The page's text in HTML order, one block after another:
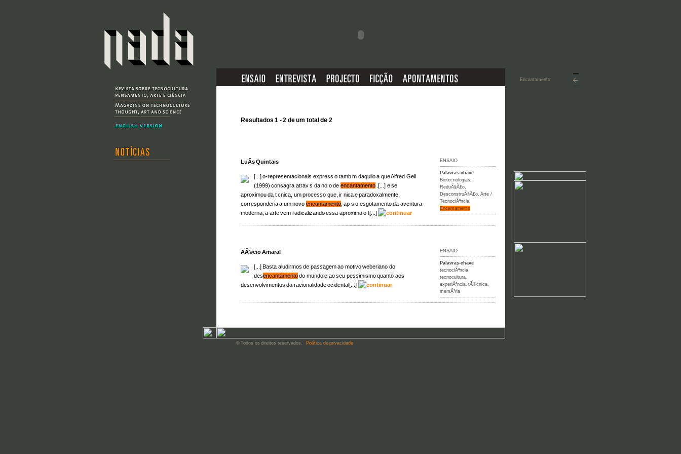
Resultados 1 - 2 de um total de 2
LuÃ­s Quintais
[...] o-representacionais express o tamb m daquilo a que Alfred Gell
(1999) consagra atrav s da no o de encantamento.[...] e se
aproximou da t cnica, um processo que, ir nica e paradoxalmente,
corresponderia a um novo encantamento, ap s o esgotamento da aventura
moderna, a arte vem radicalizando essa aproxima o t[...]
ENSAIO
Palavras-chave
Biotecnologias
ReduÃ§Ã£o
DesconstruÃ§Ã£o ,Arte /
TecnociÃªncia
Encantamento
AÃ©cio Amaral
[...] Basta aludirmos de passagem ao motivo weberiano do
desencantamentodo mundo e ao seu pessimismo quanto aos
desenvolvimentos da racionalidade ocidental[...]
ENSAIO
Palavras-chave
tecnociÃªncia
tecnocultura.
experiÃªncia ,tÃ©cnica
memÃ³ria
© Todos os direitos reservados. Política de privacidade